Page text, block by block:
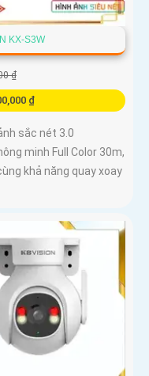
KX-S3W
₫
₫
sắc nét 3.0
minh Full Color 30m,
khả năng quay xoay